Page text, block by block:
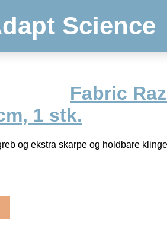
Science
Fabric
1 stk.
og ekstra skarpe og holdbare